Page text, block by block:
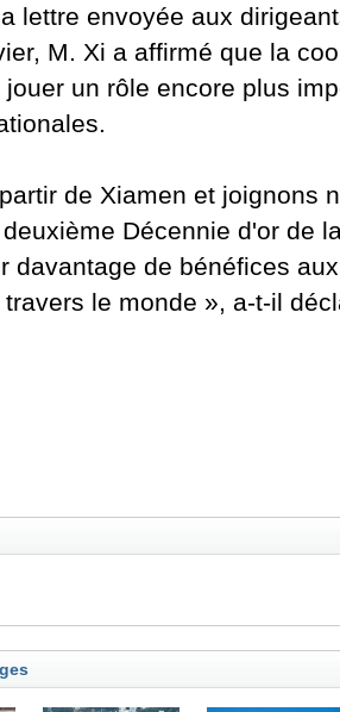
lettre envoyée aux
M. Xi a affirmé que la
jouer un rôle encore plus
de Xiamen et joignons
Décennie d'or de
davantage de bénéfices
le monde », a-t-il